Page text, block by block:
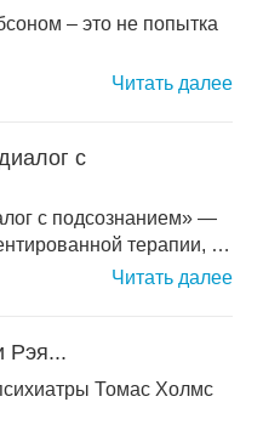
– это не попытка
Читать далее
с
с подсознанием» —
терапии, …
Читать далее
Рэя...
Томас Холмс